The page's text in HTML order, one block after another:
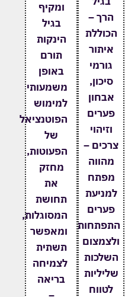
הרך –
הכוללת
איתור
גורמי
סיכון,
אבחון
פערים
וזיהוי
צרכים –
מהווה
מפתח
למניעת
פערים
התפתחותיים
ולצמצום
השלכות
שליליות
לטווח
ומקיף
בגיל
הינקות
תורם
באופן
משמעותי
למימוש
הפוטנציאל
של
הפעוטות,
מחזק
את
תחושת
המסוגלות,
ומאפשר
תשתית
לצמיחה
בריאה